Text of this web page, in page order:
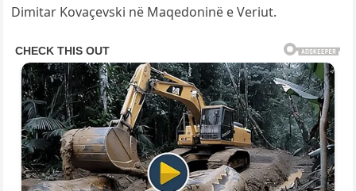
Dimitar Kovaçevski në Maqedoninë e Veriut.